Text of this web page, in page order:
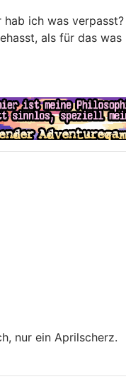
ich was verpasst?
als für das was
nur ein Aprilscherz.